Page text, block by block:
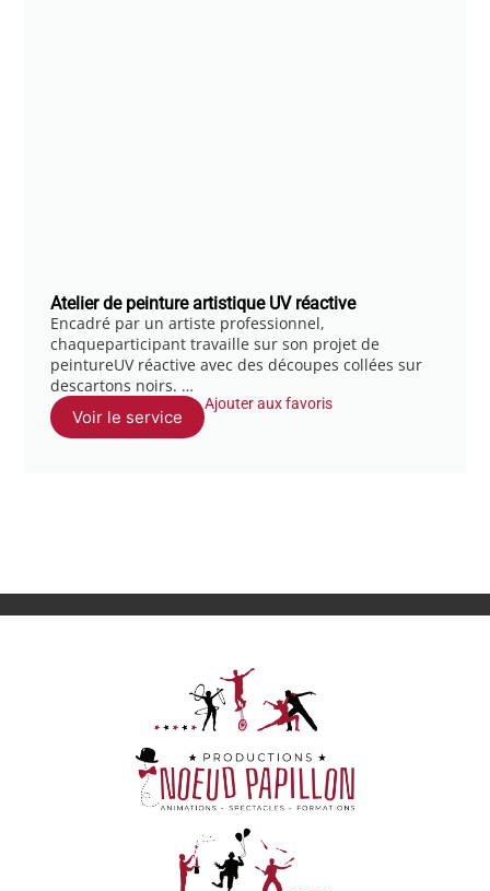
Atelier de peinture artistique UV réactive
Encadré par un artiste professionnel,
chaqueparticipant travaille sur son projet de
peintureUV réactive avec des découpes collées sur
descartons noirs. …
Voir le service
Ajouter aux favoris